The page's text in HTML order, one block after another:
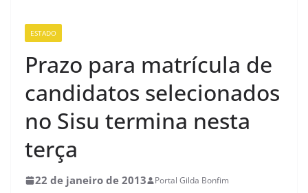
ESTADO
Prazo para matrícula de
candidatos selecionados
no Sisu termina nesta
terça
22 de janeiro de 2013 Portal Gilda Bonfim